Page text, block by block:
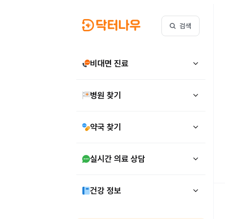
검색
비대면 진료
병원 찾기
약국 찾기
실시간 의료 상담
건강 정보